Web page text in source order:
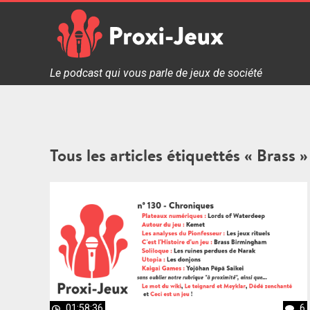
Proxi Jeux - Le podcast qui vous parle de jeux de
Le podcast qui vous parle de jeux de société
Tous les articles étiquettés « Brass »